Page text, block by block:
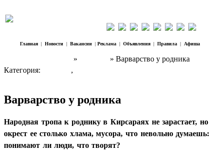
Главная | Новости | Вакансии | Реклама | Объявления | Правила | Афиша
»
» Варварство у родника
Категория:
,
Варварство у родника
Народная тропа к роднику в Кирсараях не зарастает, но
окрест ее столько хлама, мусора, что невольно думаешь:
понимают ли люди, что творят?